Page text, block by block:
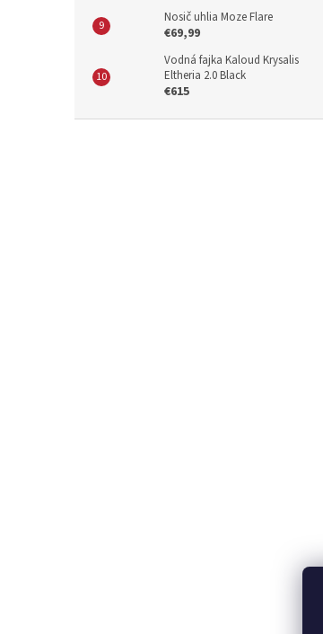
Nosič uhlia Moze Flare
€69,99
Vodná fajka Kaloud Krysalis
Eltheria 2.0 Black
€615